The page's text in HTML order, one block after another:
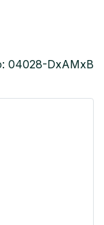
04028-DxAMxB